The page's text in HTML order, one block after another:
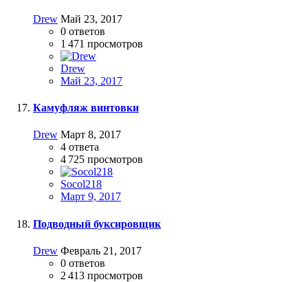
Drew Май 23, 2017
0 ответов
1 471 просмотров
Drew
Май 23, 2017
Камуфляж винтовки
Drew Март 8, 2017
4 ответа
4 725 просмотров
Socol218
Март 9, 2017
Подводный буксировщик
Drew Февраль 21, 2017
0 ответов
2 413 просмотров